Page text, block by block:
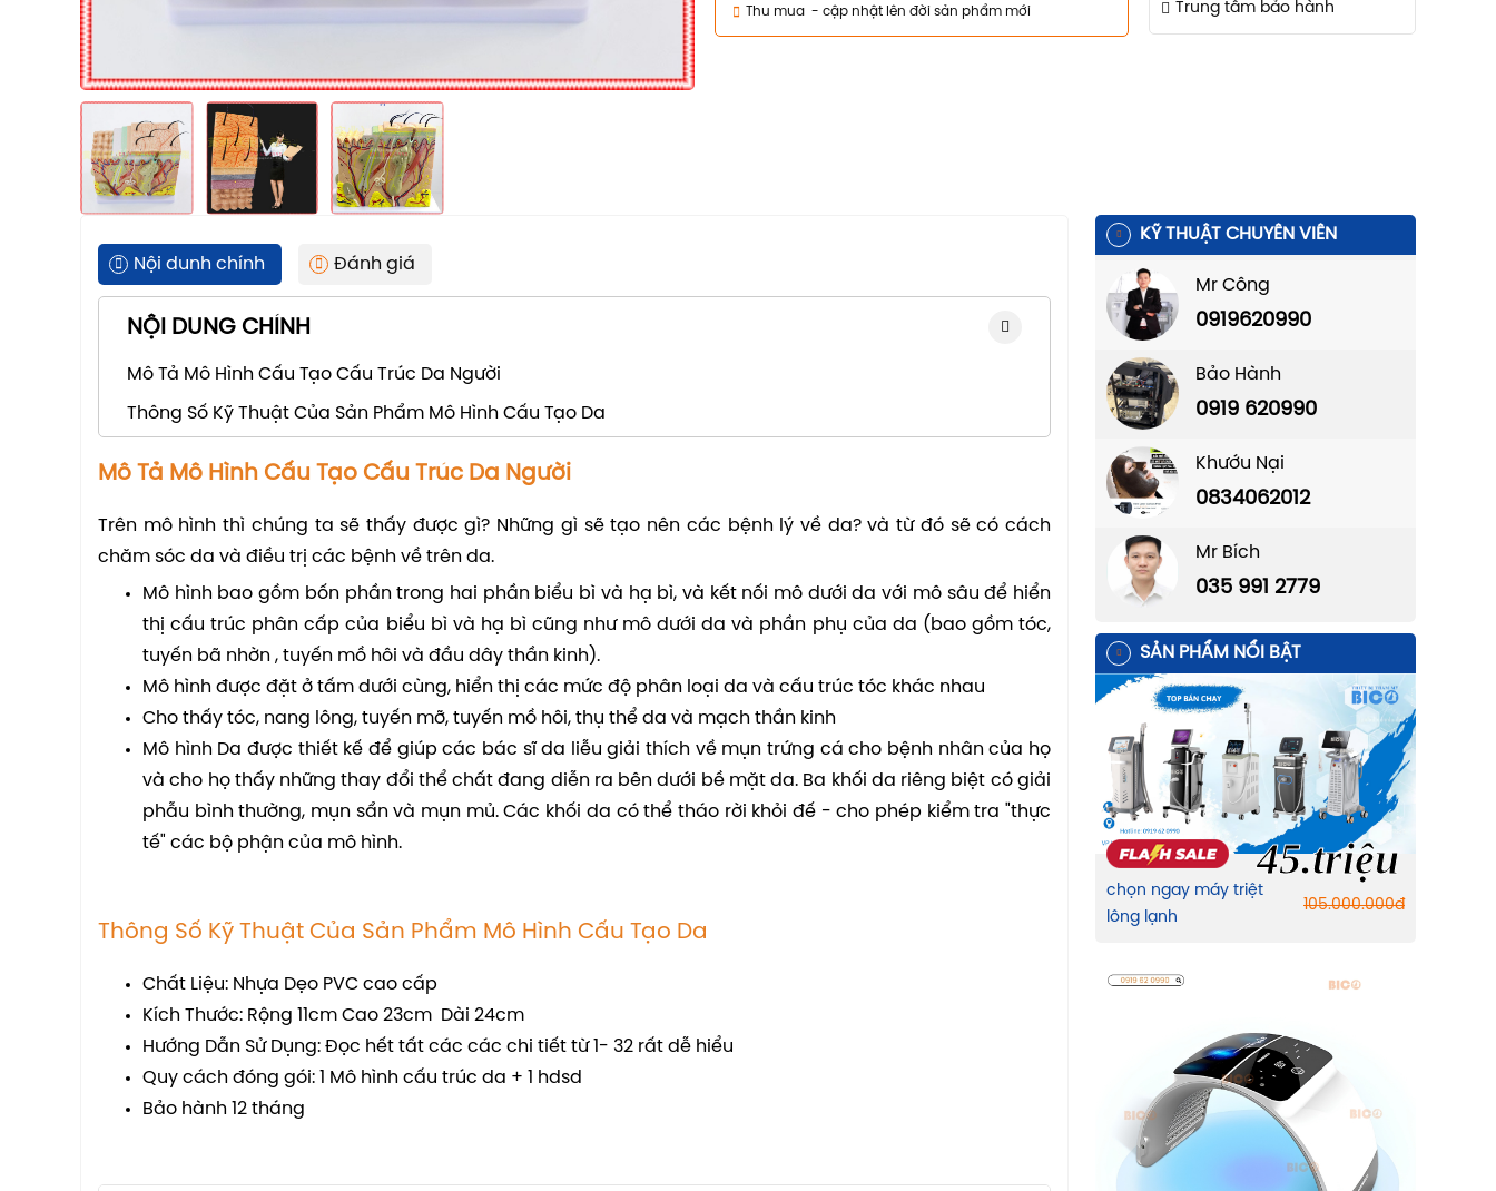
Thu mua - cập nhật lên đời sản phẩm mới
Trung tâm bảo hành
Nội dunh chính Đánh giá
NỘI DUNG CHÍNH
Mô Tả Mô Hình Cấu Tạo Cấu Trúc Da Người
Thông Số Kỹ Thuật Của Sản Phẩm Mô Hình Cấu Tạo Da
Mô Tả Mô Hình Cấu Tạo Cấu Trúc Da Người
Trên mô hình thì chúng ta sẽ thấy được gì? Những gì sẽ tạo nên các bệnh lý về da? và từ đó sẽ có cách
chăm sóc da và điều trị các bệnh về trên da.
Mô hình bao gồm bốn phần trong hai phần biểu bì và hạ bì, và kết nối mô dưới da với mô sâu để hiển
thị cấu trúc phân cấp của biểu bì và hạ bì cũng như mô dưới da và phần phụ của da (bao gồm tóc,
tuyến bã nhờn , tuyến mồ hôi và đầu dây thần kinh).
Mô hình được đặt ở tấm dưới cùng, hiển thị các mức độ phân loại da và cấu trúc tóc khác nhau
Cho thấy tóc, nang lông, tuyến mỡ, tuyến mồ hôi, thụ thể da và mạch thần kinh
Mô hình Da được thiết kế để giúp các bác sĩ da liễu giải thích về mụn trứng cá cho bệnh nhân của họ
và cho họ thấy những thay đổi thể chất đang diễn ra bên dưới bề mặt da. Ba khối da riêng biệt có giải
phẫu bình thường, mụn sẩn và mụn mủ. Các khối da có thể tháo rời khỏi đế - cho phép kiểm tra "thực
tế" các bộ phận của mô hình.
Thông Số Kỹ Thuật Của Sản Phẩm Mô Hình Cấu Tạo Da
Chất Liệu: Nhựa Dẹo PVC cao cấp
Kích Thước: Rộng 11cm Cao 23cm Dài 24cm
Hướng Dẫn Sử Dụng: Đọc hết tất các các chi tiết từ 1- 32 rất dễ hiểu
Quy cách đóng gói: 1 Mô hình cấu trúc da + 1 hdsd
Bảo hành 12 tháng
KỸ THUẬT CHUYÊN VIÊN
Mr Công
0919620990
Bảo Hành
0919 620990
Khướu Nại
0834062012
Mr Bích
035 991 2779
SẢN PHẨM NỔI BẬT
45.triệu
chọn ngay máy triệt
lông lạnh
105.000.000đ